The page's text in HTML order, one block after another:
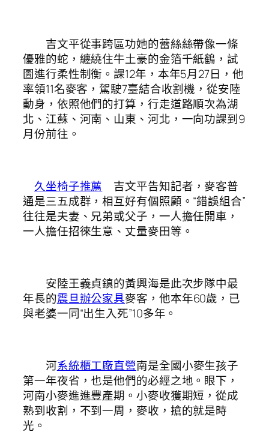
吉文平從事跨區功她的蕾絲絲帶像一條
優雅的蛇，纏繞住牛土豪的金箔千紙鶴，試
圖進行柔性制衡。課12年，本年5月27日，他
率領11名麥客，駕駛7臺結合收割機，從安陸
動身，依照他們的打算，行走道路順次為湖
北、江蘇、河南、山東、河北，一向功課到9
月份前往。
久坐椅子推薦 吉文平告知記者，麥客普
通是三五成群，相互好有個照顧。“錯誤組合”
往往是夫妻、兄弟或父子，一人擔任開車，
一人擔任招徠生意、丈量麥田等。
安陸王義貞鎮的黃興海是此次步隊中最
年長的震旦辦公家具麥客，他本年60歲，已
與老婆一同“出生入死”10多年。
河系統櫃工廠直營南是全國小麥生孩子
第一年夜省，也是他們的必經之地。眼下，
河南小麥進進豐產期。小麥收獲期短，從成
熟到收割，不到一周，麥收，搶的就是時
光。